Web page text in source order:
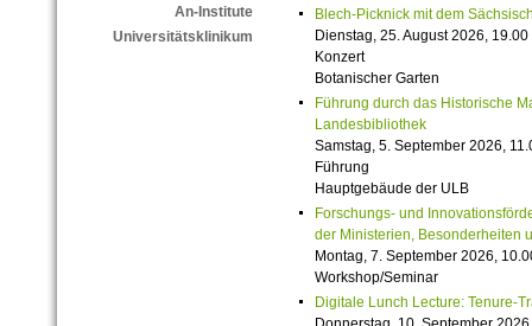
An-Institute
Universitätsklinikum
Blech-Picknick mit dem
Dienstag, 25. August 2026,
Konzert
Botanischer Garten
Führung durch das Historische
Landesbibliothek
Samstag, 5. September 2026,
Führung
Hauptgebäude der ULB
Forschungs- und
der Ministerien, Besonderheiten
Montag, 7. September 2026,
Workshop/Seminar
Digitale Lunch Lecture: Tenure-